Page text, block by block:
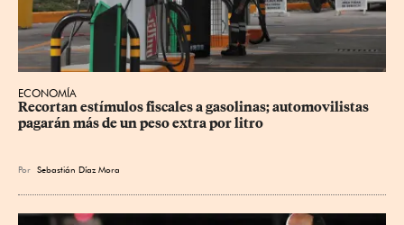
ECONOMÍA
Recortan estímulos fiscales a gasolinas; automovilistas
pagarán más de un peso extra por litro
Por Sebastián Díaz Mora